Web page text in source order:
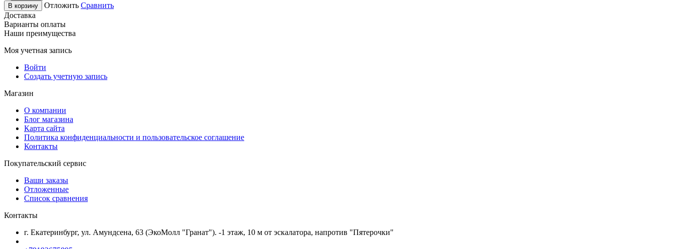
В корзину Отложить Сравнить
Доставка
Варианты оплаты
Наши преимущества
Моя учетная запись
Войти
Создать учетную запись
Магазин
О компании
Блог магазина
Карта сайта
Политика конфиденциальности и пользовательское соглашение
Контакты
Покупательский сервис
Ваши заказы
Отложенные
Список сравнения
Контакты
г. Екатеринбург, ул. Амундсена, 63 (ЭкоМолл "Гранат"). -1 этаж, 10 м от эскалатора, напротив "Пятерочки"